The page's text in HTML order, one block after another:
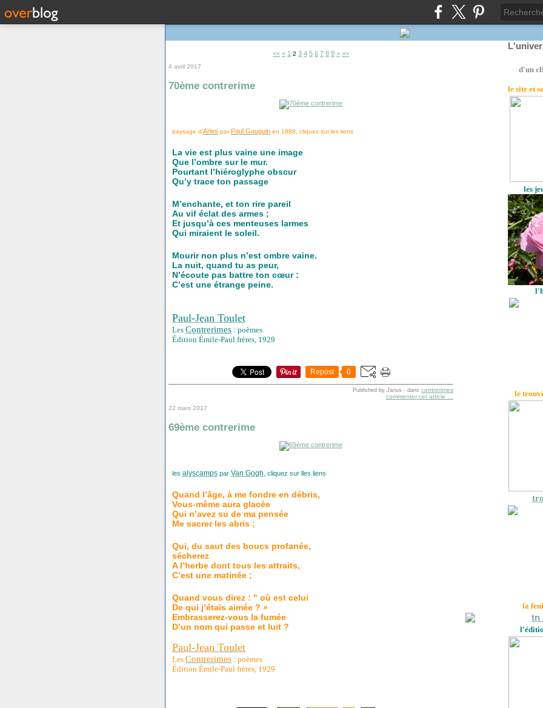
<< < 1 2 3 4 5 6 7 8 9 > >>
4 avril 2017
70ème contrerime
paysage d'Arles parPaul Gauguin en 1888, cliquez sur les liens
La vie est plus vaine une image
Que l’ombre sur le mur.
Pourtant l’hiéroglyphe obscur
Qu’y trace ton passage
M’enchante, et ton rire pareil
Au vif éclat des armes ;
Et jusqu’à ces menteuses larmes
Qui miraient le soleil.
Mourir non plus n’est ombre vaine.
La nuit, quand tu as peur,
N’écoute pas battre ton cœur :
C’est une étrange peine.
Paul-Jean Toulet
Les Contrerimes : poèmes
Édition Émile-Paul frères, 1929
Repost 0
Published by Janus - dans contrerimes
commenter cet article
22 mars 2017
69ème contrerime
les alyscamps par Van Gogh , cliquez sur lles liens
Quand l’âge, à me fondre en débris,
Vous-même aura glacée
Qui n’avez su de ma pensée
Me sacrer les abris ;
Qui, du saut des boucs profanée,
sécherez
A l’herbe dont tous les attraits,
C’est une matinée ;
Quand vous direz : " où est celui
De qui j’étais aimée ? »
Embrasserez-vous la fumée
D’un nom qui passe et luit ?
Paul-Jean Toulet
Les Contrerimes : poèmes
Édition Émile-Paul frères, 1929
d'un
le site et
les
le
la